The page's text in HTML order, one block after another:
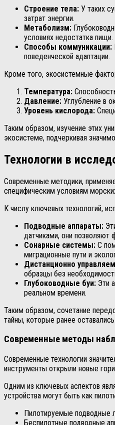
Строение тела: У таких
затрат энергии.
Метаболизм:
условиях недостатка пищи.
Способы коммуникации:
поведенческой адаптации.
Кроме того, экосистемные
Температура:
Давление: Углубление в
Уровень кислорода:
Таким образом, изучение этих
экосистеме, подчеркивая
Технологии в
Современные методики,
специфическим условиям
К числу ключевых технологий,
Подводные аппараты:
датчиками, они позволяют
Сонарные системы: С
миграционные пути и
Дистанционно
образцы без
Глубоководные буи: Эти
реальном времени.
Таким образом, сочетание
тайны, которые ранее
Современные методы
Современные технологии
инструменты открыли новые
Одним из ключевых аспектов
устройства могут быть как
Пилотируемые подводные
Беспилотные подводные